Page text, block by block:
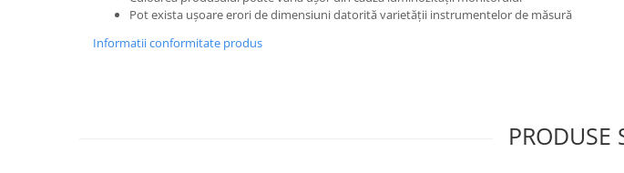
Pot exista ușoare erori de dimensiuni datorită varietății instrumentelor de măsură
Informatii conformitate produs
PRODUSE